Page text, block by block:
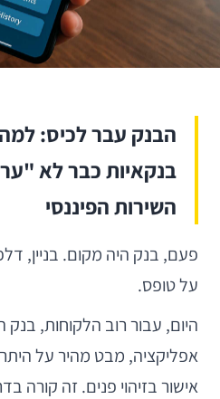
הבנק עבר לכיס:
בנקאיות כבר לא
השירות הפיננסי
פעם, בנק היה מקום. בניין,
על טופס.
היום, עבור רוב הלקוחות,
אפליקציה, מבט מהיר על
אישור בזיהוי פנים. זה קורה